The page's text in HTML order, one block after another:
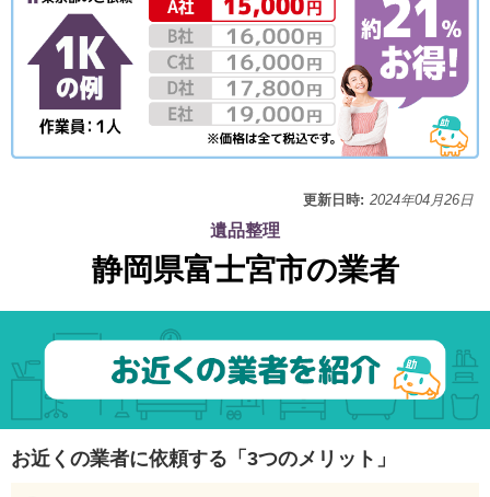
更新日時: 2024年04月26日
遺品整理
静岡県富士宮市の業者
お近くの業者に依頼する「3つのメリット」